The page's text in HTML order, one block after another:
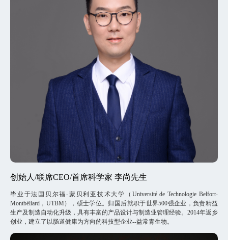
创始人/联席CEO/首席科学家 李尚先生
毕业于法国贝尔福-蒙贝利亚技术大学（Université de Technologie Belfort-
Montbéliard，UTBM），硕士学位。归国后就职于世界500强企业，负责精益
生产及制造自动化升级，具有丰富的产品设计与制造业管理经验。2014年返乡
创业，建立了以肠道健康为方向的科技型企业--益常青生物。